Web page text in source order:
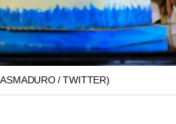
/ TWITTER)